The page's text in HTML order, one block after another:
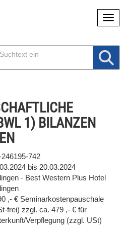
1) BILANZEN
246195-742
bis 20.03.2024
- Best Western Plus Hotel
,- € Seminarkostenpauschale
frei) zzgl. ca. 479 ,- € für
Verpflegung (zzgl. USt)